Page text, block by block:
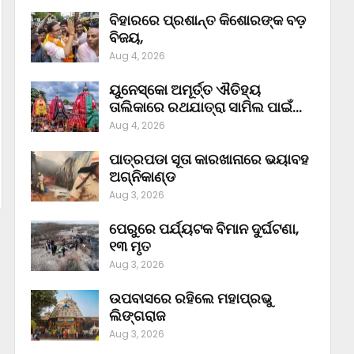
ବିହାରରେ ପ୍ରଶାନ୍ତ କିଶୋରଙ୍କ ବଡ଼
ବିଜୟ,
Aug 4, 2026
ୟୁନେସ୍କୋ ଅମୂର୍ତ୍ତ ଐତିହ୍ୟ
ତାଲିକାରେ ରଥଯାତ୍ରା ସାମିଲ ପାଇଁ…
Aug 4, 2026
ପାତ୍ରପଡା ସୂତା କାରଖାନାରେ ଭୟାବହ
ଅଗ୍ନିକାଣ୍ଡ
Aug 3, 2026
ପେରୁରେ ପର୍ଯ୍ୟଟକ ବିମାନ ଦୁର୍ଘଟଣା,
୧୩ ମୃତ
Aug 3, 2026
ଉପବାସରେ ରହିଲେ ମହାପ୍ରଭୁ
ଲିଙ୍ଗରାଜ
Aug 3, 2026